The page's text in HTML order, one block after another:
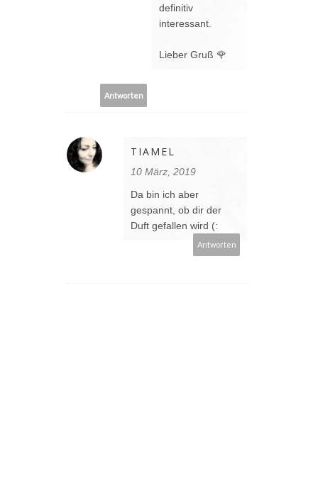
definitiv
interessant.
Lieber Gruß 🌹
Antworten
TIAMEL
10 März, 2019
Da bin ich aber
gespannt, ob dir der
Duft gefallen wird (:
Antworten